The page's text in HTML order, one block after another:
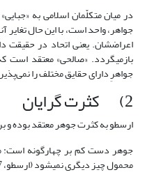
در میان متکلّمان اسلامی به
جواهر، واحد است، با این حال تغایر
اعراضشان. یعنی اتحاد در حقیقت
بازمی‏گردد. «صالحى» معتقد
جواهرِ دارای حقایق مختلف را نمی‌پذیرد
2) کثرت گرایان
ارسطو به کثرت جوهر معتقد بوده و
جوهر دست کم بر چهارگونه
محمول چیز دیگری نمی‏شود (ارسطو، 1367: 211).